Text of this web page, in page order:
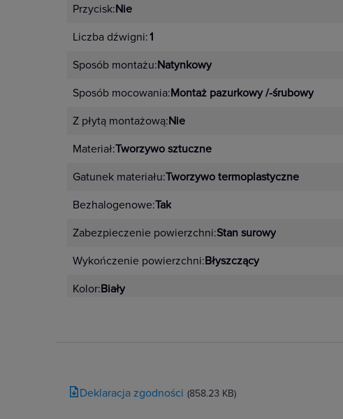
Przycisk:Nie
Liczba dźwigni:1
Sposób montażu:Natynkowy
Sposób mocowania:Montaż pazurkowy /-śrubowy
Z płytą montażową:Nie
Materiał:Tworzywo sztuczne
Gatunek materiału:Tworzywo termoplastyczne
Bezhalogenowe:Tak
Zabezpieczenie powierzchni:Stan surowy
Wykończenie powierzchni:Błyszczący
Kolor:Biały
Deklaracja zgodności (858.23 KB)